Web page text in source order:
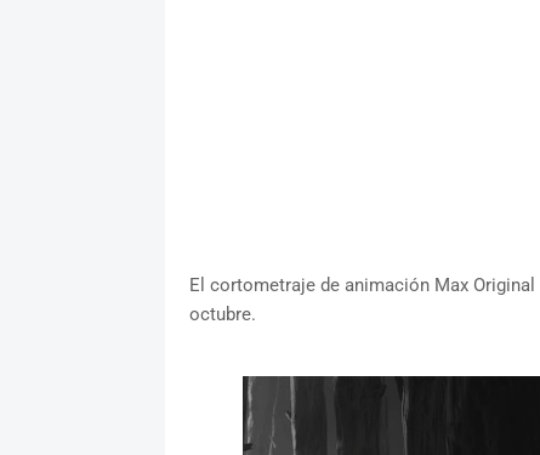
El cortometraje de animación Max Original
octubre.